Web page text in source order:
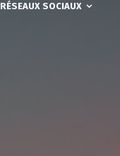
RÉSEAUX SOCIAUX